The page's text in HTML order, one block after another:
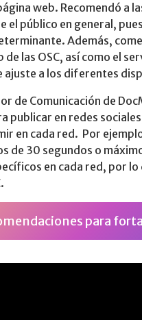
web. Recomendó a
el público en general,
Además,
las OSC, así como el
ajuste a los diferentes
de Comunicación de
publicar en redes
en cada red. Por
de 30 segundos o
en cada red, por
para